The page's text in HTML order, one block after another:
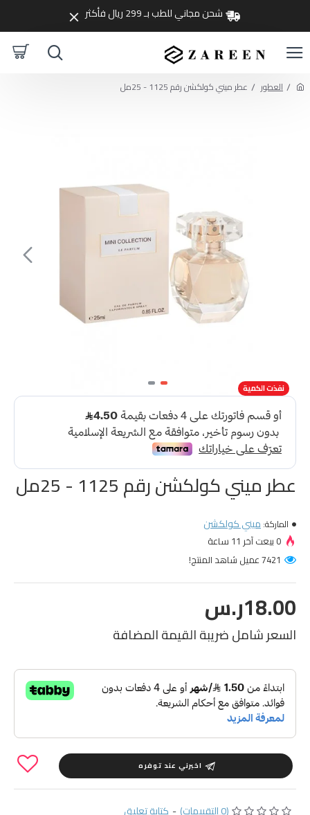
شحن مجاني للطب بـ 299 ريال فأكثر
العطور عطر ميني كولكشن رقم 1125 - 25مل
نفذت الكمية
عطر ميني كولكشن رقم 1125 - 25مل
السعر شامل ضريبة القيمة المضافة
(0 التقييمات) - كتابة تعليق
18.00ر.س
الماركة:ميني كولكشن
0 بيعت آخر 11 ساعة
7421 عميل شاهد المنتج!
اخبرني عند توفره